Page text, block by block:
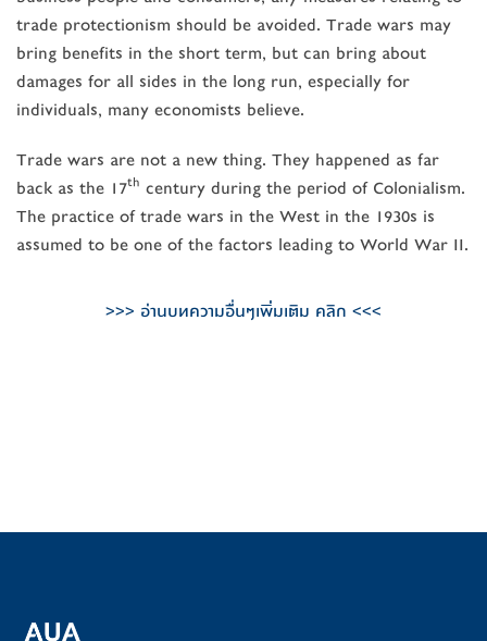
trade protectionism should be avoided. Trade wars may
bring benefits in the short term, but can bring about
damages for all sides in the long run, especially for
individuals, many economists believe.
Trade wars are not a new thing. They happened as far
back as the 17th century during the period of Colonialism.
The practice of trade wars in the West in the 1930s is
assumed to be one of the factors leading to World War II.
>>> อ่านบทความอื่นๆเพิ่มเติม คลิก <<<